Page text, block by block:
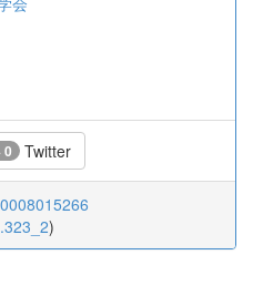
0 Twitter
)